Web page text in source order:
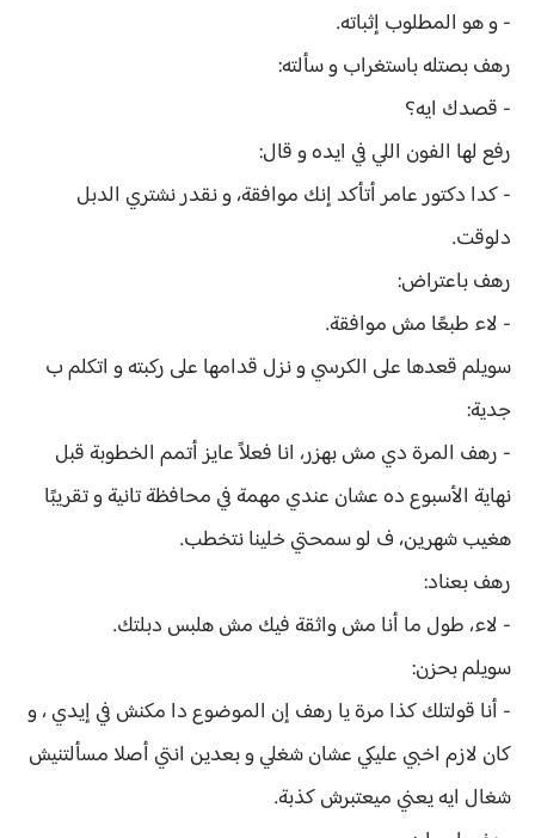
- و هو المطلوب إثباته.
رهف بصتله باستغراب و سألته:
- قصدك ايه؟
رفع لها الفون اللي في ايده و قال:
- كدا دكتور عامر أتأكد إنك موافقة، و نقدر نشتري الدبل
دلوقت.
رهف باعتراض:
- لاء طبعًا مش موافقة.
سويلم قعدها على الكرسي و نزل قدامها على ركبته و اتكلم ب
جدية:
- رهف المرة دي مش بهزر، انا فعلاً عايز أتمم الخطوبة قبل
نهاية الأسبوع ده عشان عندي مهمة في محافظة تانية و تقريبًا
هغيب شهرين، ف لو سمحتي خلينا نتخطب.
رهف بعناد:
- لاء، طول ما أنا مش واثقة فيك مش هلبس دبلتك.
سويلم بحزن:
- أنا قولتلك كذا مرة يا رهف إن الموضوع دا مكنش في إيدي ، و
كان لازم اخبي عليكي عشان شغلي و بعدين انتي أصلا مسألتنيش
شغال ايه يعني ميعتبرش كذبة.